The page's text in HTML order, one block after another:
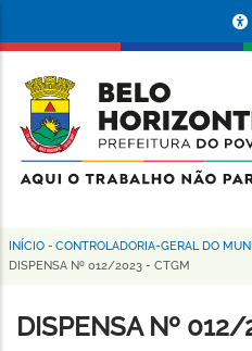
conteúdo
principal
da
Prefeitura
de
Horizonte
Trilha
navegação
INÍCIO - CONTROLADORIA-GERAL DO
DISPENSA Nº 012/2023 - CTGM
DISPENSA Nº